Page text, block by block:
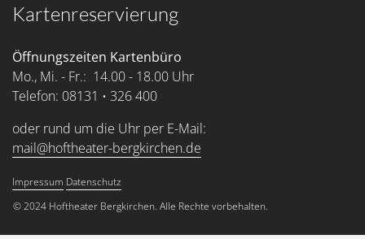
Kartenreservierung
Öffnungszeiten Kartenbüro
Mo., Mi. - Fr.: 14.00 - 18.00 Uhr
Telefon: 08131 • 326 400
oder rund um die Uhr per E-Mail:
mail@hoftheater-bergkirchen.de
Service Menu
Impressum Datenschutz
© 2024 Hoftheater Bergkirchen. Alle Rechte vorbehalten.